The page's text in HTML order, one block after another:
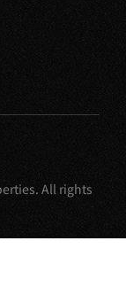
All rights